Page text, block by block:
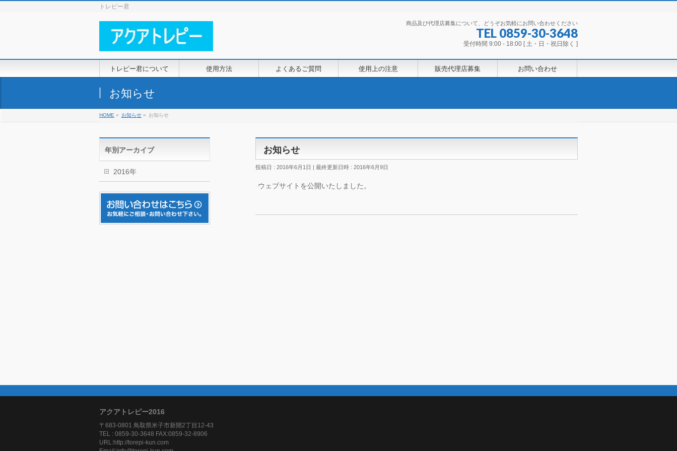
トレピー君
商品及び代理店募集について、どうぞお気軽にお問い合わせください
TEL 0859-30-3648
受付時間 9:00 - 18:00 [ 土・日・祝日除く ]
トレピー君について 使用方法 よくあるご質問 使用上の注意 販売代理店募集 お問い合わせ
お知らせ
HOME » お知らせ » お知らせ
お知らせ
投稿日 : 2016年6月1日 最終更新日時 : 2016年6月9日
ウェブサイトを公開いたしました。
年別アーカイブ
2016年
アクアトレピー2016
〒683-0801 鳥取県米子市新開2丁目12-43
TEL : 0859-30-3648 FAX:0859-32-8906
URL:http://torepi-kun.com